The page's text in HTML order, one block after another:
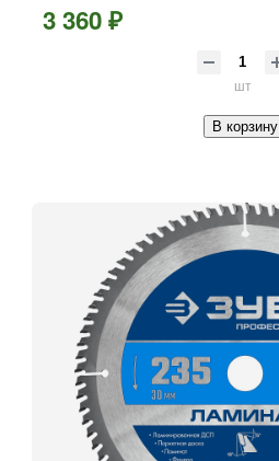
3 360 ₽
шт
В корзину